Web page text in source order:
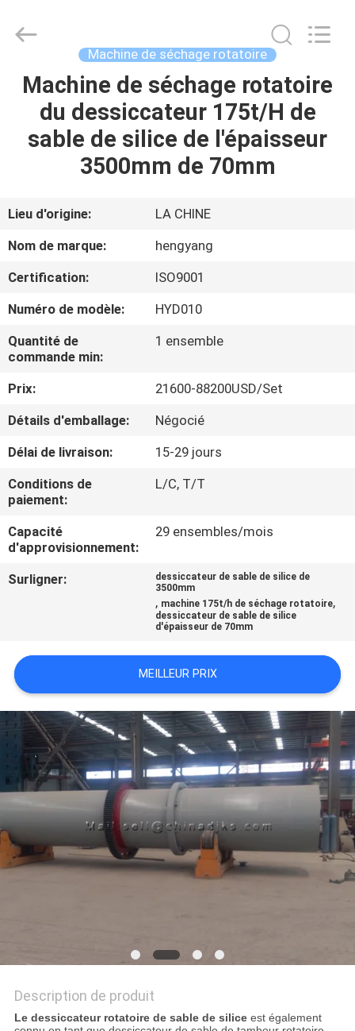
MAISON
PRODUITS
SUJET
DE
NOUS
VISITE
D'USINE
CONTRÔLE
DE
QUALITÉ
CONTACTEZ-
NOUS
NOUVELLES
PLAN
DU
SITE
POLITIQUE
DE
CONFIDENTIALITÉ
Zhengzhou
Hengyang
Machine de séchage rotatoire
Machine de séchage rotatoire
du dessiccateur 175t/H de
sable de silice de l'épaisseur
3500mm de 70mm
Lieu d'origine:
LA CHINE
Nom de marque:
hengyang
Certification:
ISO9001
Numéro de modèle:
HYD010
Quantité de
commande min:
1 ensemble
Prix:
21600-88200USD/Set
Détails d'emballage:
Négocié
Délai de livraison:
15-29 jours
Conditions de
paiement:
L/C, T/T
Capacité
d'approvisionnement:
29 ensembles/mois
Surligner:
dessiccateur de sable de silice de
3500mm
, machine 175t/h de séchage rotatoire,
dessiccateur de sable de silice
d'épaisseur de 70mm
MEILLEUR PRIX
Description de produit
Le dessiccateur rotatoire de sable de siliceest également